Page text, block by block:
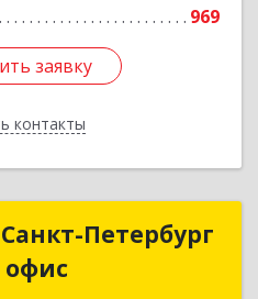
969
заявку
контакты
заявку
Петербург
Петербург
офис